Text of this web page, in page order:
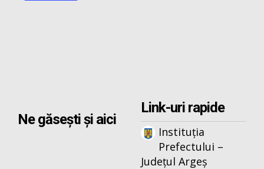
Ne găsești și aici
Link-uri rapide
Instituția
Prefectului –
Județul Argeș